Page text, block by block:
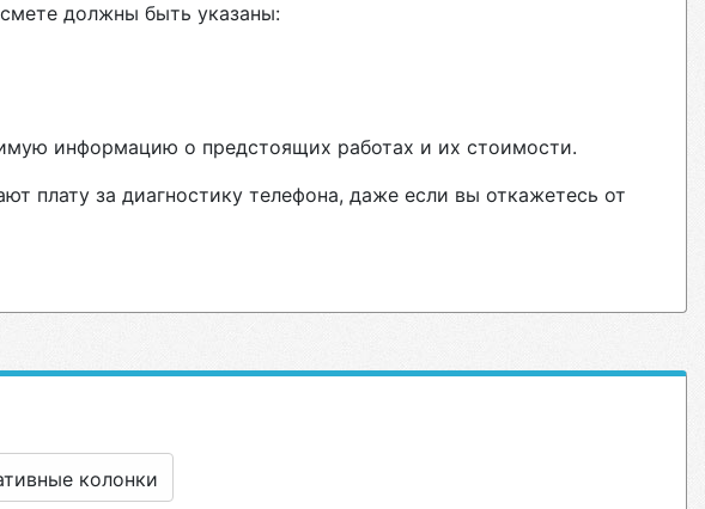
должны быть указаны:
информацию о предстоящих работах и их стоимости.
плату за диагностику телефона, даже если вы откажетесь от
колонки